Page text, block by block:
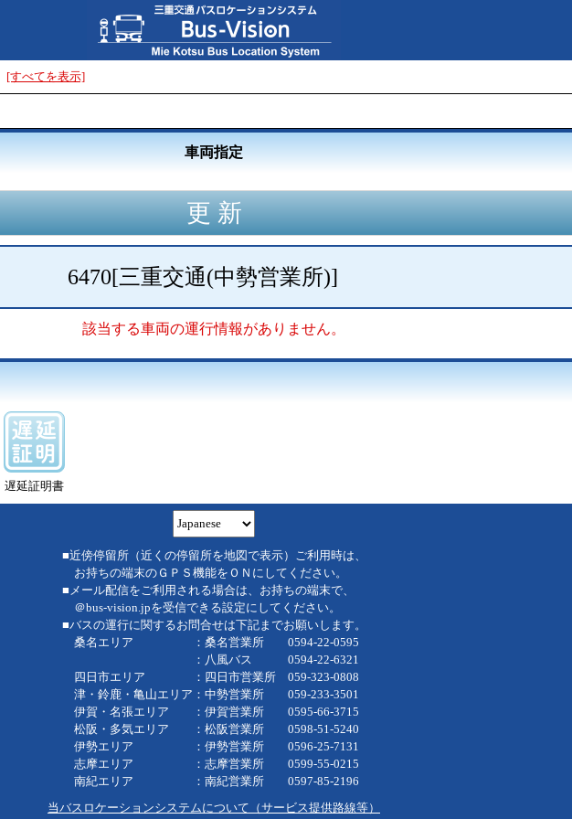
[すべてを表示]
車両指定
6470[三重交通(中勢営業所)]
該当する車両の運行情報がありません。
遅延証明書
■近傍停留所（近くの停留所を地図で表示）ご利用時は、
お持ちの端末のＧＰＳ機能をＯＮにしてください。
■メール配信をご利用される場合は、お持ちの端末で、
＠bus-vision.jpを受信できる設定にしてください。
■バスの運行に関するお問合せは下記までお願いします。
桑名エリア ：桑名営業所 0594-22-0595
：八風バス 0594-22-6321
四日市エリア ：四日市営業所 059-323-0808
津・鈴鹿・亀山エリア：中勢営業所 059-233-3501
伊賀・名張エリア ：伊賀営業所 0595-66-3715
松阪・多気エリア ：松阪営業所 0598-51-5240
伊勢エリア ：伊勢営業所 0596-25-7131
志摩エリア ：志摩営業所 0599-55-0215
南紀エリア ：南紀営業所 0597-85-2196
当バスロケーションシステムについて（サービス提供路線等）